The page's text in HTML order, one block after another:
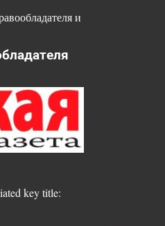
и
key title: